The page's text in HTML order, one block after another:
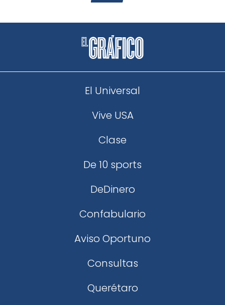
El Universal
Vive USA
Clase
De 10 sports
DeDinero
Confabulario
Aviso Oportuno
Consultas
Querétaro